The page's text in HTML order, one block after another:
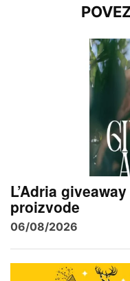
L’Adria
proizvode
06/08/2026